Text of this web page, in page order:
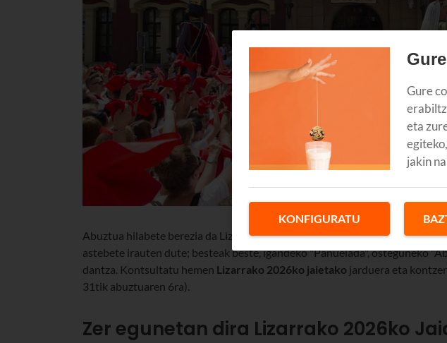
Abuztua hilabete berezia da Lizarrako biztanleentzat, Lizarrako jaietako
astebete irauten dute; besteak beste, igandeko "Pañuelada", osteguneko
dantza. Kontsultatu hemen Lizarrako 2026ko jaietako jarduera eta
31tik abuztuaren 6ra).
Zer egunetan dira Lizarrako 2026ko
Gure
eta
jakin
KONFIGURATU